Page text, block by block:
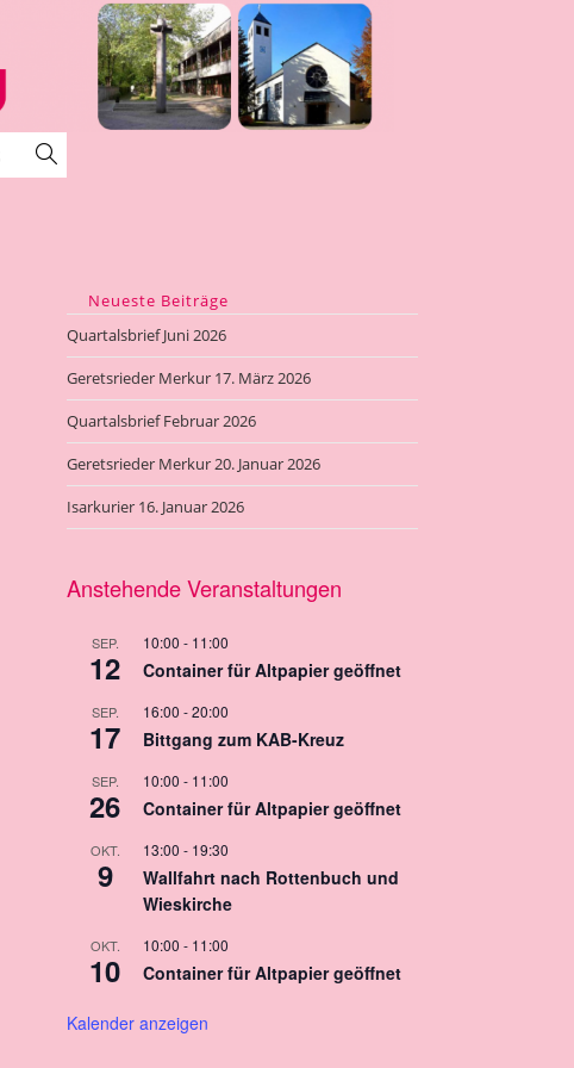
Website-
Neueste Beiträge
Quartalsbrief Juni 2026
Geretsrieder Merkur 17. März 2026
Quartalsbrief Februar 2026
Geretsrieder Merkur 20. Januar 2026
Isarkurier 16. Januar 2026
Anstehende Veranstaltungen
SEP.
12
10:00 - 11:00
Container für Altpapier geöffnet
SEP.
17
16:00 -20:00
Bittgang zum KAB-Kreuz
SEP.
26
10:00 - 11:00
Container für Altpapier geöffnet
OKT.
9
13:00 - 19:30
Wallfahrt nach Rottenbuch und
Wieskirche
OKT.
10
10:00 - 11:00
Container für Altpapier geöffnet
Kalender anzeigen